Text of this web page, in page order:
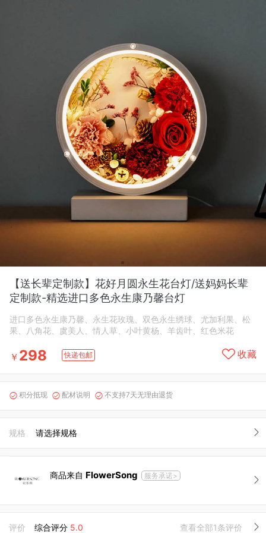
【送长辈定制款】花好月圆永生花台灯/送妈妈长辈
定制款-精选进口多色永生康乃馨台灯
进口多色永生康乃馨、永生花玫瑰、双色永生绣球、尤加利果、松
果、八角花、虞美人、情人草、小叶黄杨、羊齿叶、红色米花
￥ 298 快递包邮 收藏
 积分抵现  配材说明  不支持7天无理由退货
规格 请选择规格
商品来自 FlowerSong 服务承诺>
评价 综合评分 5.0 查看全部1条评价